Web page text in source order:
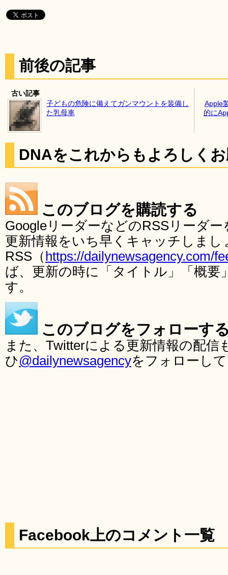
前後の記事
古い記事
子どもの危険に備えてガンマウントを装備し
た乳母車
Apple
的に
DNAをこれからもよろしく
このブログを購読する
GoogleリーダーなどのRSSリーダ
更新情報をいち早くキャッチしま
RSS（ https://dailynewsagency.com/
ば、更新の時に「タイトル」「概要
す。
このブログをフォローす
また、Twitterによる更新情報の配
ひ@dailynewsagencyをフォローし
Facebook上のコメント一覧